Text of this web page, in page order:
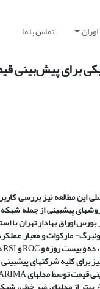
تماس با ما
برای پیش‌بینی
این مطالعه نیز بررسی
های پیش­بینی از جمله
اوراق بهادار تهران با
مارکوات و معیار
ده و بیست روزه وROCوRSI
برای کلیه شرکت­های
قیمت توسط مدل­های